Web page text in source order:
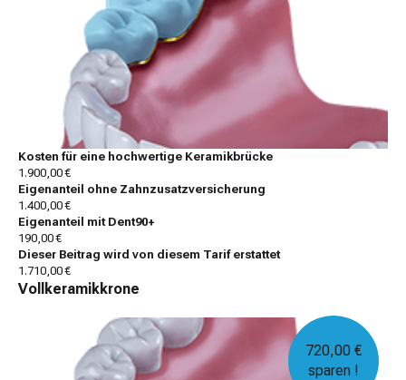
Kosten für eine hochwertige Keramikbrücke
1.900,00 €
Eigenanteil ohne Zahnzusatzversicherung
1.400,00 €
Eigenanteil mit Dent90+
190,00 €
Dieser Beitrag wird von diesem Tarif erstattet
1.710,00 €
Vollkeramikkrone
720,00 €
sparen !